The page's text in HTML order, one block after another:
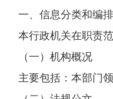
一、信息分类和编
本行政机关在职责
（一）机构概况
主要包括：本部门